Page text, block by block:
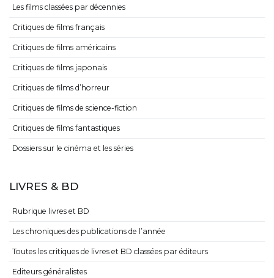
Les films classées par décennies
Critiques de films français
Critiques de films américains
Critiques de films japonais
Critiques de films d’horreur
Critiques de films de science-fiction
Critiques de films fantastiques
Dossiers sur le cinéma et les séries
LIVRES & BD
Rubrique livres et BD
Les chroniques des publications de l’année
Toutes les critiques de livres et BD classées par éditeurs
Editeurs généralistes